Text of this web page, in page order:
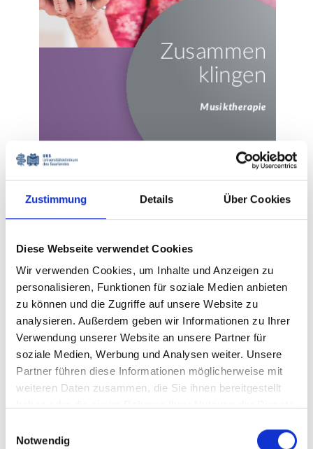
Zustimmung Details Über Cookies
Diese Webseite verwendet Cookies
Wir verwenden Cookies, um Inhalte und Anzeigen zu
personalisieren, Funktionen für soziale Medien anbieten
zu können und die Zugriffe auf unsere Website zu
analysieren. Außerdem geben wir Informationen zu Ihrer
Verwendung unserer Website an unsere Partner für
soziale Medien, Werbung und Analysen weiter. Unsere
Partner führen diese Informationen möglicherweise mit
weiteren Daten zusammen, die Sie ihnen bereitgestellt
Notwendig
Musiktherapie (PDF)